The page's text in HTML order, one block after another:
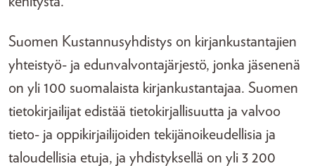
Suomen Kustannusyhdistys on kirjankustantajien
yhteistyö- ja edunvalvontajärjestö, jonka jäsenenä
on yli 100 suomalaista kirjankustantajaa. Suomen
tietokirjailijat edistää tietokirjallisuutta ja valvoo
tieto- ja oppikirjailijoiden tekijänoikeudellisia ja
taloudellisia etuja, ja yhdistyksellä on yli 3 200